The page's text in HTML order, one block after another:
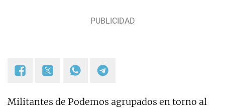
Militantes de Podemos agrupados en torno al